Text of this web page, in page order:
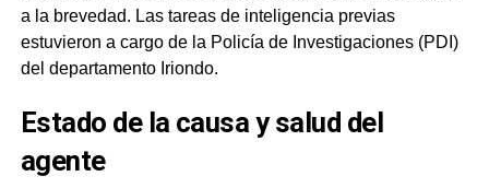
a la brevedad. Las tareas de inteligencia previas
estuvieron a cargo de la Policía de Investigaciones (PDI)
del departamento Iriondo.
Estado de la causa y salud del
agente